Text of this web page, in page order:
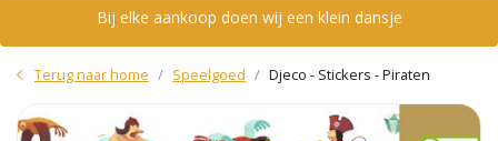
Bij elke aankoop doen wij een klein dansje
Terug naar home Speelgoed Djeco - Stickers - Piraten